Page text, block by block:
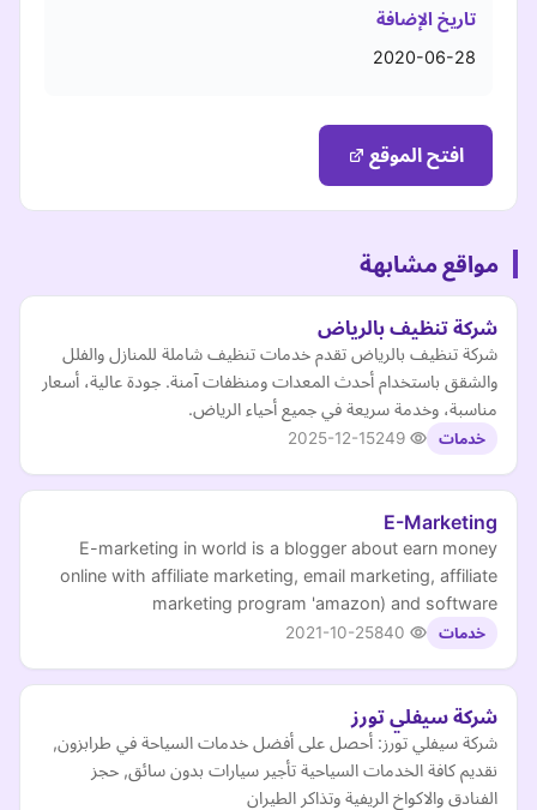
تاريخ الإضافة
2020-06-28
افتح الموقع
مواقع مشابهة
شركة تنظيف بالرياض
شركة تنظيف بالرياض تقدم خدمات تنظيف شاملة للمنازل والفلل
والشقق باستخدام أحدث المعدات ومنظفات آمنة. جودة عالية، أسعار
مناسبة، وخدمة سريعة في جميع أحياء الرياض.
خدمات 2025-12-15
E-Marketing
E-marketing in world is a blogger about earn money
online with affiliate marketing, email marketing, affiliate
marketing program 'amazon) and software
خدمات 2021-10-25
شركة سيفلي تورز
شركة سيفلي تورز: أحصل على أفضل خدمات السياحة في طرابزون,
نقديم كافة الخدمات السياحية تأجير سيارات بدون سائق, حجز
الفنادق والاكواخ الريفية وتذاكر الطيران